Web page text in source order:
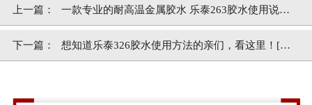
上一篇： 一款专业的耐高温金属胶水 乐泰263胶水使用说明
[百乐粘胶]
下一篇： 想知道乐泰326胶水使用方法的亲们，看这里！[百